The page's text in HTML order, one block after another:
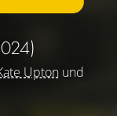
Uptonund